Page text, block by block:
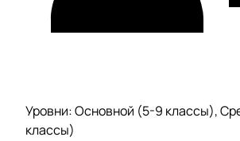
Уровни: Основной (5-9 классы),
классы)